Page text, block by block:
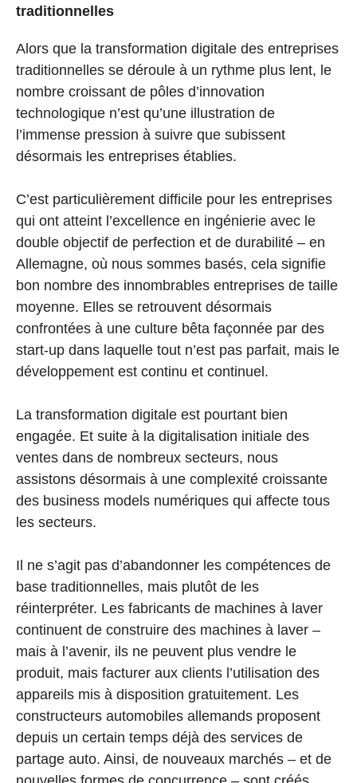
traditionnelles
Alors que la transformation digitale des entreprises
traditionnelles se déroule à un rythme plus lent, le
nombre croissant de pôles d’innovation
technologique n’est qu’une illustration de
l’immense pression à suivre que subissent
désormais les entreprises établies.
C’est particulièrement difficile pour les entreprises
qui ont atteint l’excellence en ingénierie avec le
double objectif de perfection et de durabilité – en
Allemagne, où nous sommes basés, cela signifie
bon nombre des innombrables entreprises de taille
moyenne. Elles se retrouvent désormais
confrontées à une culture bêta façonnée par des
start-up dans laquelle tout n’est pas parfait, mais le
développement est continu et continuel.
La transformation digitale est pourtant bien
engagée. Et suite à la digitalisation initiale des
ventes dans de nombreux secteurs, nous
assistons désormais à une complexité croissante
des business models numériques qui affecte tous
les secteurs.
Il ne s’agit pas d’abandonner les compétences de
base traditionnelles, mais plutôt de les
réinterpréter. Les fabricants de machines à laver
continuent de construire des machines à laver –
mais à l’avenir, ils ne peuvent plus vendre le
produit, mais facturer aux clients l’utilisation des
appareils mis à disposition gratuitement. Les
constructeurs automobiles allemands proposent
depuis un certain temps déjà des services de
partage auto. Ainsi, de nouveaux marchés – et de